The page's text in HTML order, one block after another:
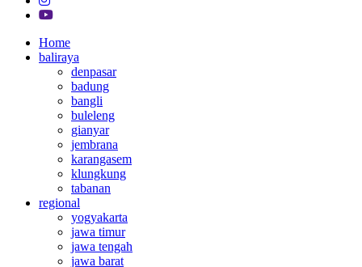
Home
baliraya
denpasar
badung
bangli
buleleng
gianyar
jembrana
karangasem
klungkung
tabanan
regional
yogyakarta
jawa timur
jawa tengah
jawa barat